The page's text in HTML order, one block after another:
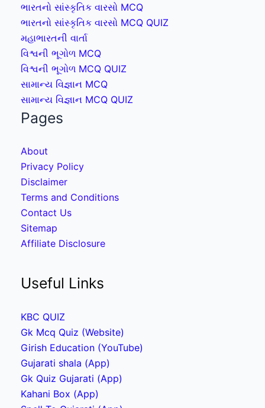
ભારતનો સાંસ્કૃતિક વારસો MCQ
ભારતનો સાંસ્કૃતિક વારસો MCQ QUIZ
મહાભારતની વાર્તા
વિશ્વની ભૂગોળ MCQ
વિશ્વની ભૂગોળ MCQ QUIZ
સામાન્ય વિજ્ઞાન MCQ
સામાન્ય વિજ્ઞાન MCQ QUIZ
Pages
About
Privacy Policy
Disclaimer
Terms and Conditions
Contact Us
Sitemap
Affiliate Disclosure
Useful Links
KBC QUIZ
Gk Mcq Quiz (Website)
Girish Education (YouTube)
Gujarati shala (App)
Gk Quiz Gujarati (App)
Kahani Box (App)